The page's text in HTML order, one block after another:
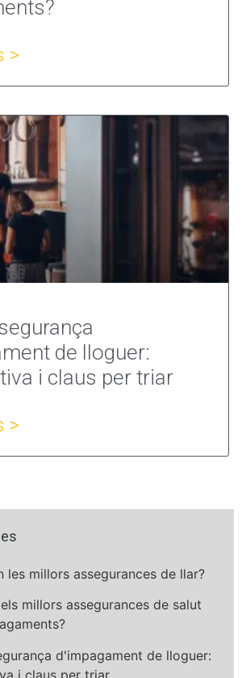
>
de lloguer:
i claus per triar
>
les millors assegurances de llar?
millors assegurances de salut
d'impagament de lloguer:
i claus per triar